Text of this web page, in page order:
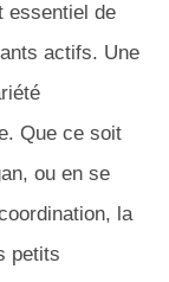
essentiel de
actifs. Une
Que ce soit
ou en se
la
petits